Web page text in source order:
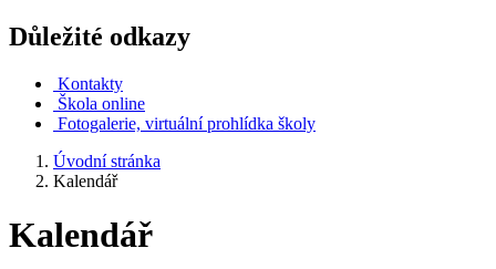
Důležité odkazy
Kontakty
Škola online
Fotogalerie, virtuální prohlídka školy
Úvodní stránka
Kalendář
Kalendář